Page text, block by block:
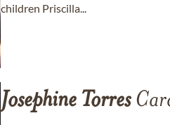
children Priscilla...
Josephine Torres